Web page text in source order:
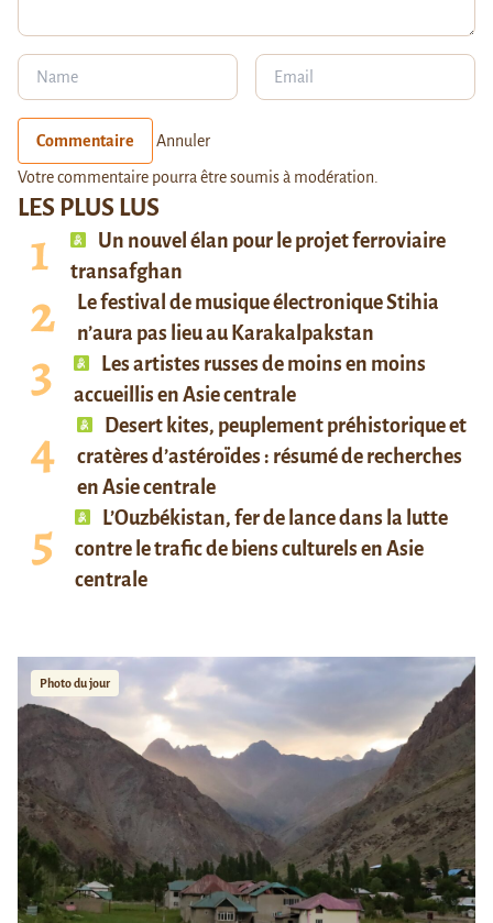
LES PLUS LUS
Un nouvel élan pour le projet ferroviaire
transafghan
Le festival de musique électronique Stihia
n’aura pas lieu au Karakalpakstan
Les artistes russes de moins en moins
accueillis en Asie centrale
Desert kites, peuplement préhistorique et
cratères d’astéroïdes : résumé de recherches
en Asie centrale
L’Ouzbékistan, fer de lance dans la lutte
contre le trafic de biens culturels en Asie
centrale
Photo du jour
Commentaire Annuler
Votre commentaire pourra être soumis à modération.